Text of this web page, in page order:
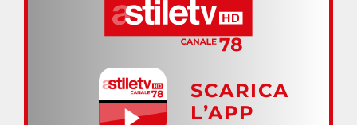
SCARICA
L’APP